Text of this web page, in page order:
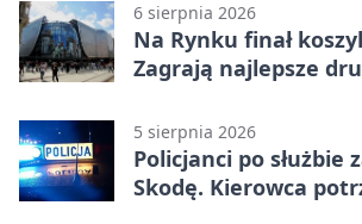
6 sierpnia 2026
Na Rynku finał
Zagrają najlepsze
5 sierpnia 2026
Policjanci po służbie
Skodę. Kierowca